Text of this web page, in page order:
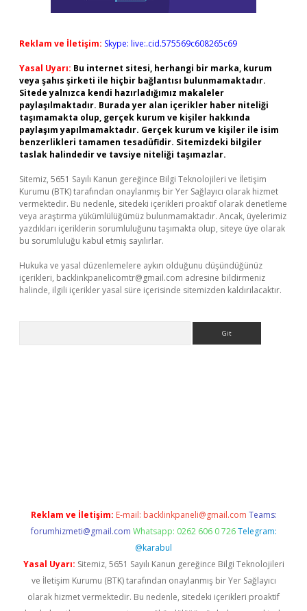
Reklam ve İletişim: Skype: live:.cid.575569c608265c69
Yasal Uyarı: Bu internet sitesi, herhangi bir marka, kurum
veya şahıs şirketi ile hiçbir bağlantısı bulunmamaktadır.
Sitede yalnızca kendi hazırladığımız makaleler
paylaşılmaktadır. Burada yer alan içerikler haber niteliği
taşımamakta olup, gerçek kurum ve kişiler hakkında
paylaşım yapılmamaktadır. Gerçek kurum ve kişiler ile isim
benzerlikleri tamamen tesadüfidir. Sitemizdeki bilgiler
taslak halindedir ve tavsiye niteliği taşımazlar.
Sitemiz, 5651 Sayılı Kanun gereğince Bilgi Teknolojileri ve İletişim
Kurumu (BTK) tarafından onaylanmış bir Yer Sağlayıcı olarak hizmet
vermektedir. Bu nedenle, sitedeki içerikleri proaktif olarak denetleme
veya araştırma yükümlülüğümüz bulunmamaktadır. Ancak, üyelerimiz
yazdıkları içeriklerin sorumluluğunu taşımakta olup, siteye üye olarak
bu sorumluluğu kabul etmiş sayılırlar.
Hukuka ve yasal düzenlemelere aykırı olduğunu düşündüğünüz
içerikleri, backlinkpanelicomtr@gmail.com adresine bildirmeniz
halinde, ilgili içerikler yasal süre içerisinde sitemizden kaldırılacaktır.
Reklam ve İletişim: E-mail: backlinkpaneli@gmail.com Teams:
forumhizmeti@gmail.com Whatsapp: 0262 606 0 726 Telegram:
@karabul
Yasal Uyarı: Sitemiz, 5651 Sayılı Kanun gereğince Bilgi Teknolojileri
ve İletişim Kurumu (BTK) tarafından onaylanmış bir Yer Sağlayıcı
olarak hizmet vermektedir. Bu nedenle, sitedeki içerikleri proaktif